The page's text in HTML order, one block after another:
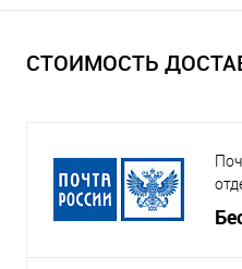
СТОИМОСТЬ